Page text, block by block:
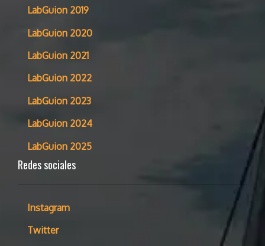
LabGuion 2019
LabGuion 2020
LabGuion 2021
LabGuion 2022
LabGuion 2023
LabGuion 2024
LabGuion 2025
Redes sociales
Instagram
Twitter